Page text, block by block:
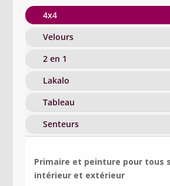
4x4
Velours
2 en 1
Lakalo
Tableau
Senteurs
Primaire et peinture pour tous
intérieur et extérieur